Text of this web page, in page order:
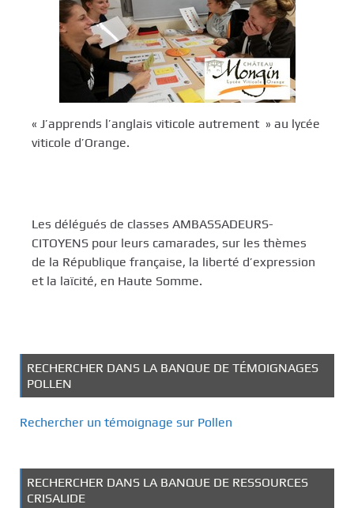
« J’apprends l’anglais viticole autrement » au lycée
viticole d’Orange.
Les délégués de classes AMBASSADEURS-
CITOYENS pour leurs camarades, sur les thèmes
de la République française, la liberté d’expression
et la laïcité, en Haute Somme.
RECHERCHER DANS LA BANQUE DE TÉMOIGNAGES
POLLEN
Rechercher un témoignage sur Pollen
RECHERCHER DANS LA BANQUE DE RESSOURCES
CRISALIDE